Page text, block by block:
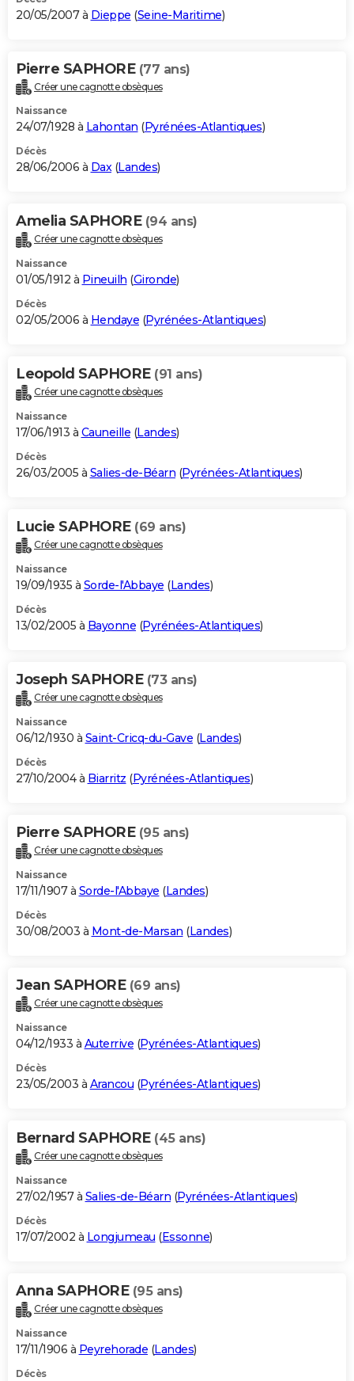
20/05/2007 à Dieppe (Seine-Maritime)
Pierre SAPHORE (77 ans)
Créer une cagnotte obsèques
Naissance
24/07/1928 à Lahontan (Pyrénées-Atlantiques)
Décès
28/06/2006 à Dax(Landes)
Amelia SAPHORE (94 ans)
Créer une cagnotte obsèques
Naissance
01/05/1912 à Pineuilh (Gironde)
Décès
02/05/2006 à Hendaye (Pyrénées-Atlantiques)
Leopold SAPHORE (91 ans)
Créer une cagnotte obsèques
Naissance
17/06/1913 à Cauneille (Landes)
Décès
26/03/2005 à Salies-de-Béarn (Pyrénées-Atlantiques)
Lucie SAPHORE (69 ans)
Créer une cagnotte obsèques
Naissance
19/09/1935 à Sorde-l'Abbaye (Landes)
Décès
13/02/2005 à Bayonne (Pyrénées-Atlantiques)
Joseph SAPHORE (73 ans)
Créer une cagnotte obsèques
Naissance
06/12/1930 à Saint-Cricq-du-Gave (Landes)
Décès
27/10/2004 à Biarritz (Pyrénées-Atlantiques)
Pierre SAPHORE (95 ans)
Créer une cagnotte obsèques
Naissance
17/11/1907 à Sorde-l'Abbaye (Landes)
Décès
30/08/2003 à Mont-de-Marsan (Landes)
Jean SAPHORE (69 ans)
Créer une cagnotte obsèques
Naissance
04/12/1933 à Auterrive (Pyrénées-Atlantiques)
Décès
23/05/2003 à Arancou (Pyrénées-Atlantiques)
Bernard SAPHORE (45 ans)
Créer une cagnotte obsèques
Naissance
27/02/1957 à Salies-de-Béarn (Pyrénées-Atlantiques)
Décès
17/07/2002 à Longjumeau (Essonne)
Anna SAPHORE (95 ans)
Créer une cagnotte obsèques
Naissance
17/11/1906 à Peyrehorade (Landes)
Décès